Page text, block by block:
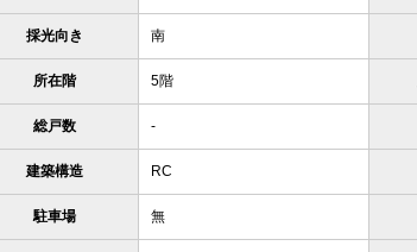
採光向き 南
所在階 5階
総戸数 -
建築構造 RC
駐車場 無